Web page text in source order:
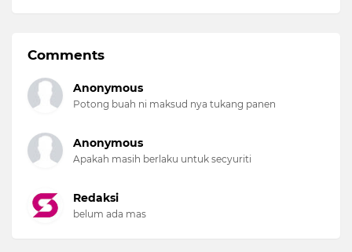
Comments
Anonymous
Potong buah ni maksud nya tukang panen
Anonymous
Apakah masih berlaku untuk secyuriti
Redaksi
belum ada mas